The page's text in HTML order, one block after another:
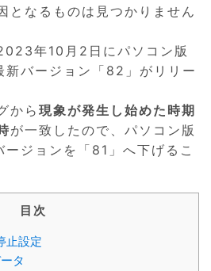
となるものは見つかりません
年10月2日にパソコン版
バージョン「82」がリリー
から 現象が発生し始めた時期
が一致したので、パソコン版
ジョンを「81」へ下げるこ
目次
止設定
タ